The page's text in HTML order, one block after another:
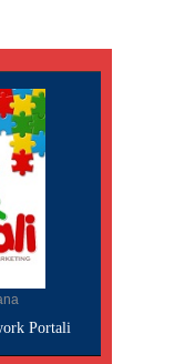
Portali